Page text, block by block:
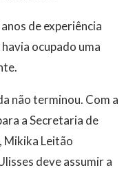
de experiência
ocupado uma
não terminou. Com a
a Secretaria de
Mikika Leitão
deve assumir a